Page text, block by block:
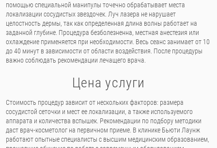
помощью специальной манипулы точечно обрабатывает места
локализации сосудистых звездочек. Луч лазера не нарушает
целостность дермы, так как определенная длина волны работает на
заданной глубине. Процедура безболезненна, местная анестезия или
охлаждение применяется при необходимости. Весь сеанс занимает от 10
до 40 минут в зависимости от области воздействия. После процедуры
важно соблюдать рекомендации лечащего врача.
Цена услуги
Стоимость процедур зависит от нескольких факторов: размера
сосудистой сеточки и мест ее локализации, а также используемого
аппарата и количества вспышек. Рекомендации по подбору методики
даст врач-косметолог на первичном приеме. В клинике Бьюти Лаунж
работают опытные специалисты с высшим медицинским образованием,